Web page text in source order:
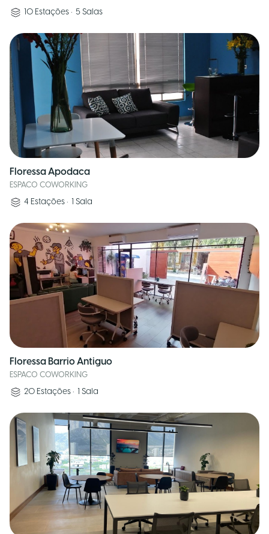
10 Estações • 5 Salas
Floressa Apodaca
ESPACO COWORKING
4 Estações • 1 Sala
Floressa Barrio Antiguo
ESPACO COWORKING
20 Estações • 1 Sala